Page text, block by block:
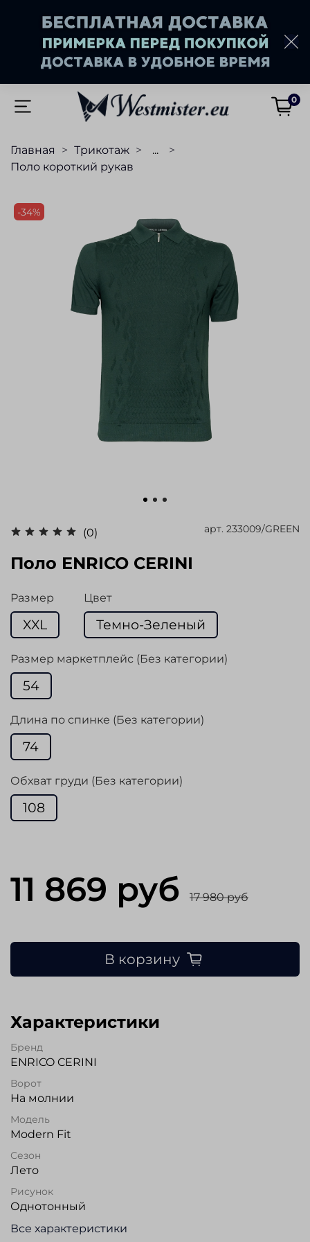
0
Главная Трикотаж
...
Поло короткий рукав
-34%
(0) арт. 233009/GREEN
Поло ENRICO CERINI
Размер
XXL
Цвет
Темно-Зеленый
Размер маркетплейс (Без категории)
54
Длина по спинке (Без категории)
74
Обхват груди (Без категории)
108
11 869 руб 17 980 руб
В корзину
Характеристики
Бренд
ENRICO CERINI
Ворот
На молнии
Модель
Modern Fit
Сезон
Лето
Рисунок
Однотонный
Все характеристики